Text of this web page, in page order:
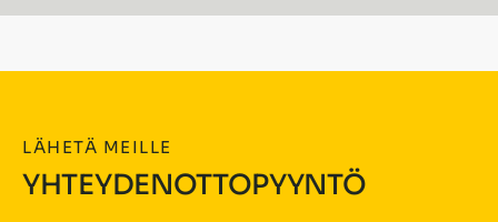
LÄHETÄ MEILLE
YHTEYDENOTTOPYYNTÖ